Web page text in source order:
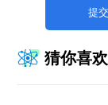
猜你喜欢